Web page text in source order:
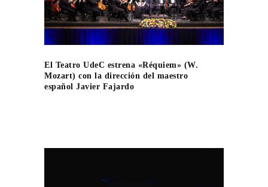
El Teatro UdeC estrena «Réquiem» (W.
Mozart) con la dirección del maestro
español Javier Fajardo